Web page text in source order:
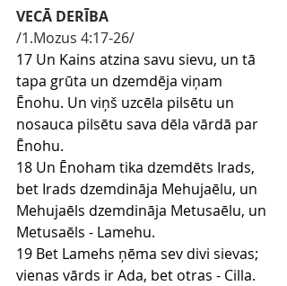
VECĀ DERĪBA
/1.Mozus 4:17-26/
17 Un Kains atzina savu sievu, un tā
tapa grūta un dzemdēja viņam
Ēnohu. Un viņš uzcēla pilsētu un
nosauca pilsētu sava dēla vārdā par
Ēnohu.
18 Un Ēnoham tika dzemdēts Irads,
bet Irads dzemdināja Mehujaēlu, un
Mehujaēls dzemdināja Metusaēlu, un
Metusaēls - Lamehu.
19 Bet Lamehs ņēma sev divi sievas;
vienas vārds ir Ada, bet otras - Cilla.